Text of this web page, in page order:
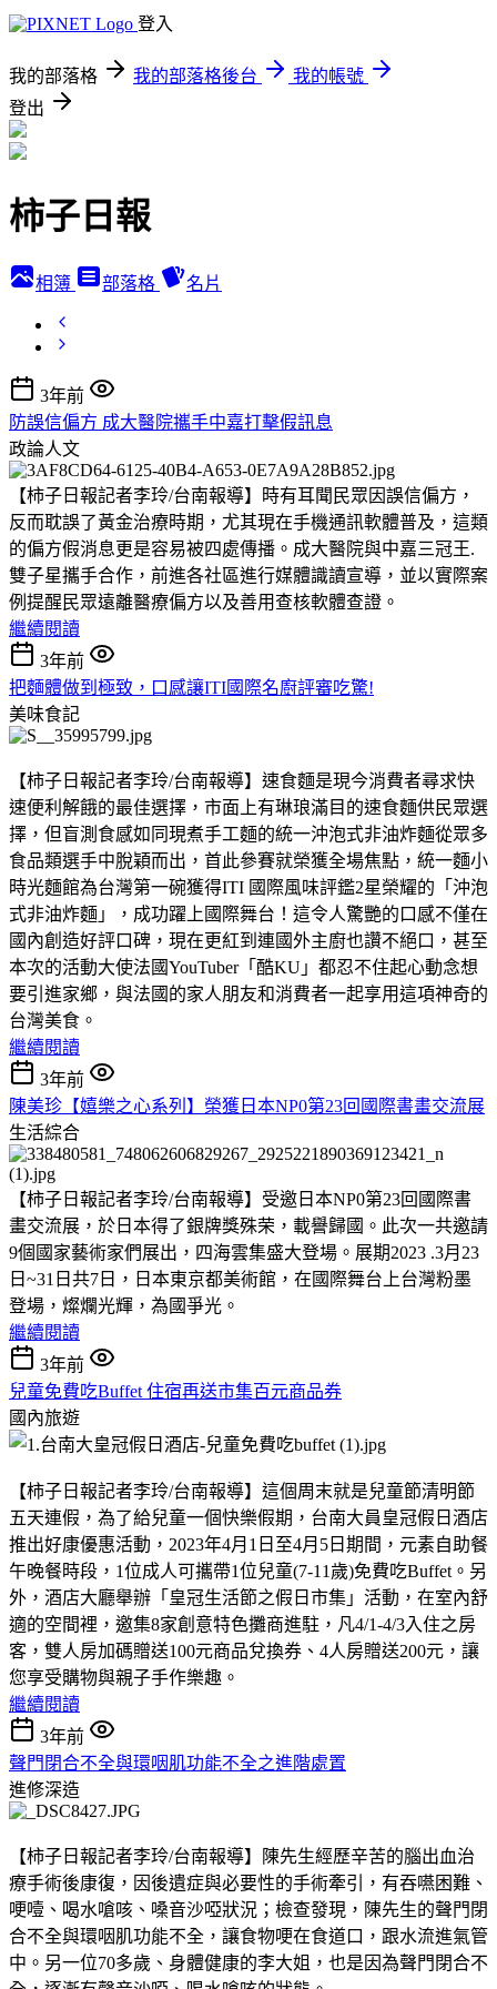
登入
我的部落格 我的部落格後台
我的帳號
登出
柿子日報
相簿 部落格 名片
3年前
防誤信偏方 成大醫院攜手中嘉打擊假訊息
政論人文
【柿子日報記者李玲/台南報導】時有耳聞民眾因誤信偏方，
反而耽誤了黃金治療時期，尤其現在手機通訊軟體普及，這類
的偏方假消息更是容易被四處傳播。成大醫院與中嘉三冠王.
雙子星攜手合作，前進各社區進行媒體識讀宣導，並以實際案
例提醒民眾遠離醫療偏方以及善用查核軟體查證。
繼續閱讀
3年前
把麵體做到極致，口感讓ITI國際名廚評審吃驚!
美味食記
【柿子日報記者李玲/台南報導】速食麵是現今消費者尋求快
速便利解餓的最佳選擇，市面上有琳琅滿目的速食麵供民眾選
擇，但盲測食感如同現煮手工麵的統一沖泡式非油炸麵從眾多
食品類選手中脫穎而出，首此參賽就榮獲全場焦點，統一麵小
時光麵館為台灣第一碗獲得ITI 國際風味評鑑2星榮耀的「沖泡
式非油炸麵」，成功躍上國際舞台！這令人驚艷的口感不僅在
國內創造好評口碑，現在更紅到連國外主廚也讚不絕口，甚至
本次的活動大使法國YouTuber「酷KU」都忍不住起心動念想
要引進家鄉，與法國的家人朋友和消費者一起享用這項神奇的
台灣美食。
繼續閱讀
3年前
陳美珍【嬉樂之心系列】榮獲日本NP0第23回國際書畫交流展
生活綜合
【柿子日報記者李玲/台南報導】受邀日本NP0第23回國際書
畫交流展，於日本得了銀牌獎殊荣，載譽歸國。此次一共邀請
9個國家藝術家們展出，四海雲集盛大登場。展期2023 .3月23
日~31日共7日，日本東京都美術館，在國際舞台上台灣粉墨
登場，燦爛光輝，為國爭光。
繼續閱讀
3年前
兒童免費吃Buffet 住宿再送市集百元商品券
國內旅遊
【柿子日報記者李玲/台南報導】這個周末就是兒童節清明節
五天連假，為了給兒童一個快樂假期，台南大員皇冠假日酒店
推出好康優惠活動，2023年4月1日至4月5日期間，元素自助餐
午晚餐時段，1位成人可攜帶1位兒童(7-11歲)免費吃Buffet。另
外，酒店大廳舉辦「皇冠生活節之假日市集」活動，在室內舒
適的空間裡，邀集8家創意特色攤商進駐，凡4/1-4/3入住之房
客，雙人房加碼贈送100元商品兌換券、4人房贈送200元，讓
您享受購物與親子手作樂趣。
繼續閱讀
3年前
聲門閉合不全與環咽肌功能不全之進階處置
進修深造
【柿子日報記者李玲/台南報導】陳先生經歷辛苦的腦出血治
療手術後康復，因後遺症與必要性的手術牽引，有吞嚥困難、
哽噎、喝水嗆咳、嗓音沙啞狀況；檢查發現，陳先生的聲門閉
合不全與環咽肌功能不全，讓食物哽在食道口，跟水流進氣管
中。另一位70多歲、身體健康的李大姐，也是因為聲門閉合不